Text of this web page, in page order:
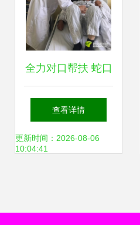
全力对口帮扶 蛇口
人民医院为贫困地
区筑起健康安全网
查看详情
更新时间：2026-08-06
10:04:41